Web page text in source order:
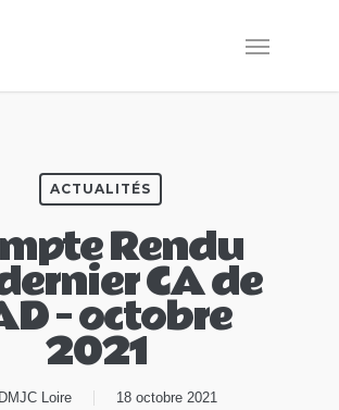
ACTUALITÉS
Rendu
CA de
– octobre
2021
Loire 18 octobre 2021